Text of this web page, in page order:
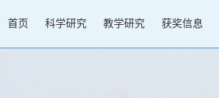
首页 科学研究 教学研究 获奖信息